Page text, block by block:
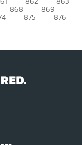
868 869
875 876